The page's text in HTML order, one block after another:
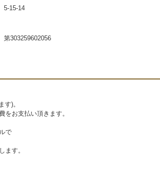
5-15-14
303259602056
)。
お支払い頂きます。
で
ます。